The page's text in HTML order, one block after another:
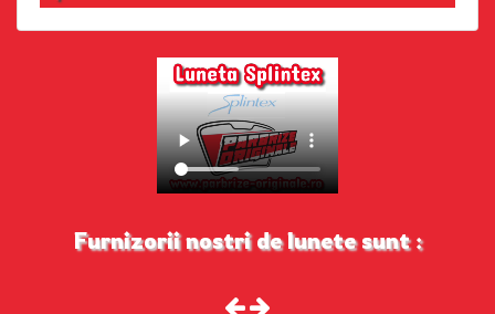
Furnizorii nostri de lunete sunt :